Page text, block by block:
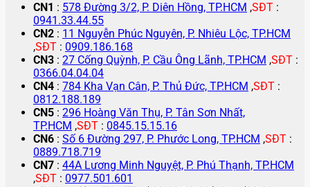
CN1 : 578 Đường 3/2, P. Diên Hồng, TP.HCM ,SĐT :
0941.33.44.55
CN2 : 11 Nguyễn Phúc Nguyên, P. Nhiêu Lộc, TP.HCM
,SĐT : 0909.186.168
CN3 : 27 Cống Quỳnh, P. Cầu Ông Lãnh, TP.HCM ,SĐT :
0366.04.04.04
CN4 : 784 Kha Vạn Cân, P. Thủ Đức, TP.HCM ,SĐT :
0812.188.189
CN5 : 296 Hoàng Văn Thụ, P. Tân Sơn Nhất,
TP.HCM ,SĐT : 0845.15.15.16
CN6 : Số 6 Đường 297, P. Phước Long, TP.HCM ,SĐT :
0889.718.719
CN7 : 44A Lương Minh Nguyệt, P. Phú Thạnh, TP.HCM
,SĐT : 0977.501.601